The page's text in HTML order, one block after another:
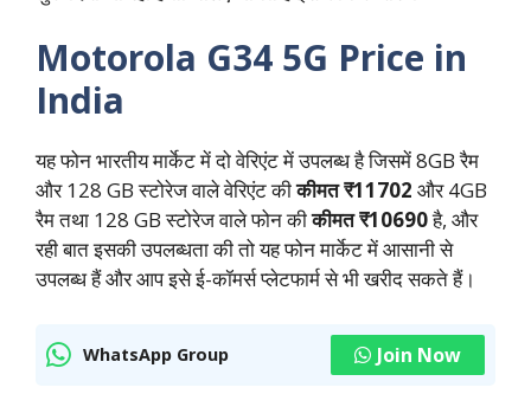
Motorola G34 5G Price in
India
यह फोन भारतीय मार्केट में दो वेरिएंट में उपलब्ध है जिसमें 8GB रैम
और 128 GB स्टोरेज वाले वेरिएंट कीकीमत ₹11702 और 4GB
रैम तथा 128 GB स्टोरेज वाले फोन कीकीमत ₹10690है, और
रही बात इसकी उपलब्धता की तो यह फोन मार्केट में आसानी से
उपलब्ध हैं और आप इसे ई-कॉमर्स प्लेटफार्म से भी खरीद सकते हैं।
WhatsApp Group Join Now